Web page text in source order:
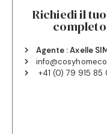
Richiedi il
completo
Agente : Axelle
+41 (0) 79 915 85